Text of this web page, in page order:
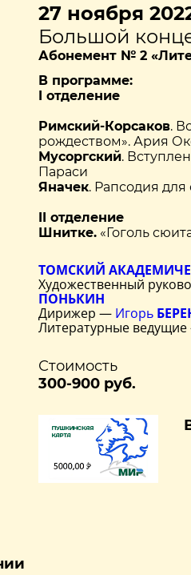
27 ноября
Большой
Абонемент № 2
В программе:
I отделение
Римский-Корсаков.
рождеством». Ария
Мусоргский.
Параси
Яначек. Рапсодия для
II отделение
Шнитке. «Гоголь
ТОМСКИЙ
Художественный
ПОНЬКИН
Дирижер — Игорь
Литературные
Стоимость
300-900 руб.